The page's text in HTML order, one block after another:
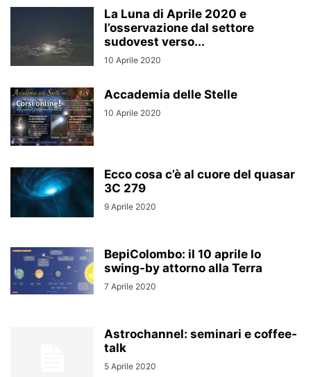
La Luna di Aprile 2020 e
l’osservazione dal settore
sudovest verso...
10 Aprile 2020
Accademia delle Stelle
10 Aprile 2020
Ecco cosa c’è al cuore del quasar
3C 279
9 Aprile 2020
BepiColombo: il 10 aprile lo
swing-by attorno alla Terra
7 Aprile 2020
Astrochannel: seminari e coffee-
talk
5 Aprile 2020